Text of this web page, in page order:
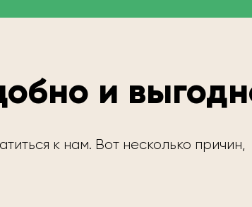
и
к нам. Вот несколько причин,